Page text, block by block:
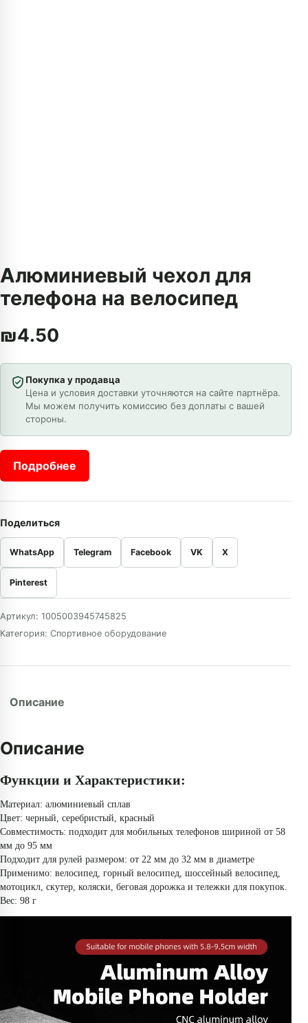
Алюминиевый чехол для
телефона на велосипед
₪4.50
Покупка у продавца
Цена и условия доставки уточняются на сайте партнёра.
Мы можем получить комиссию без доплаты с вашей
стороны.
Подробнее
Поделиться
WhatsApp Telegram Facebook VK X
Pinterest
Артикул: 1005003945745825
Категория: Спортивное оборудование
Описание
Описание
Функции и Характеристики:
Материал: алюминиевый сплав
Цвет: черный, серебристый, красный
Совместимость: подходит для мобильных телефонов шириной от 58
мм до 95 мм
Подходит для рулей размером: от 22 мм до 32 мм в диаметре
Применимо: велосипед, горный велосипед, шоссейный велосипед,
мотоцикл, скутер, коляски, беговая дорожка и тележки для покупок.
Вес: 98 г